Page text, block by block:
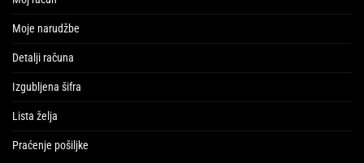
Moje narudžbe
Detalji računa
Izgubljena šifra
Lista želja
Praćenje pošiljke